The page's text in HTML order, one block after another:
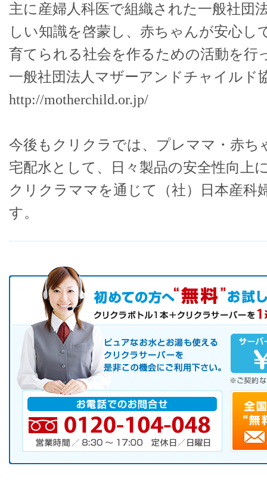
主に産婦人科医で組織された一般社団
しい知識を啓蒙し、赤ちゃんが安心し
育てられる社会を作るための活動を行
一般社団法人マザーアンドチャイルド
http://motherchild.or.jp/
今後もクリクラでは、プレママ・赤ち
宅配水として、日々製品の安全性向上
クリクラママを通じて（社）日本産科
す。
初めての方へ キャンペーン実施中！
お気軽にお申し込み下さい。
ピュアなお水とお湯も使えるクリクラサーバーを是非この機会にご
サーバレンタル
ご自宅まで配送
※ご契約なさらなくても結構です。
お電話でのお問合せ